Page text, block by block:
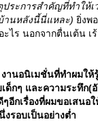
ประการสำคัญที่ทำให้เ
านหลังนี้นี่แหละ) งพอ
ไร นอกจากตื่นเต้น เ
านอนิเมชั่นที่ทำผมให้
ด็กๆ และความระทึก(
อีกเรื่องที่ผมขอเสนอ
รอบเป็นอย่างต่ำ